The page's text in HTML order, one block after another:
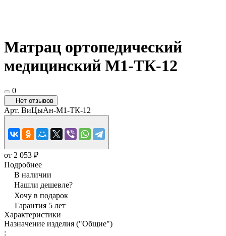
Матрац ортопедический
медицинский М1-ТК-12
0
Нет отзывов
Арт. ВиЦыАн-М1-ТК-12
от 2 053 ₽
Подробнее
В наличии
Нашли дешевле?
Хочу в подарок
Гарантия 5 лет
Характеристики
Назначение изделия ("Общие")
: